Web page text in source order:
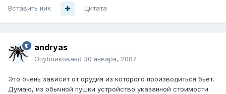
Вставить ник Цитата
andryas
Опубликовано 30 января, 2007
Это очень зависит от орудия из которого производиться бьет.
Думаю, из обычной пушки устройство указанной стоимости